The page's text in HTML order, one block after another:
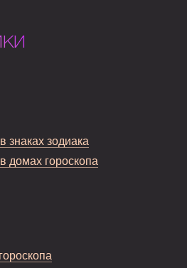
знаках зодиака
домах гороскопа